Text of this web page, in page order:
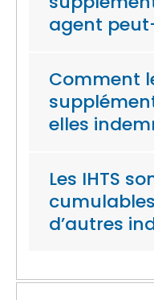
agent
Comment
elles
Les IHTS
d’autres